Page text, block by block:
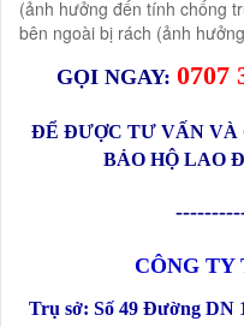
(ảnh hưởng đến tính chống
bên ngoài bị rách (ảnh
GỌI NGAY: 0707
ĐỂ ĐƯỢC TƯ VẤN VÀ
BẢO HỘ LAO
CÔNG TY
Trụ sở: Số 49 Đường DN